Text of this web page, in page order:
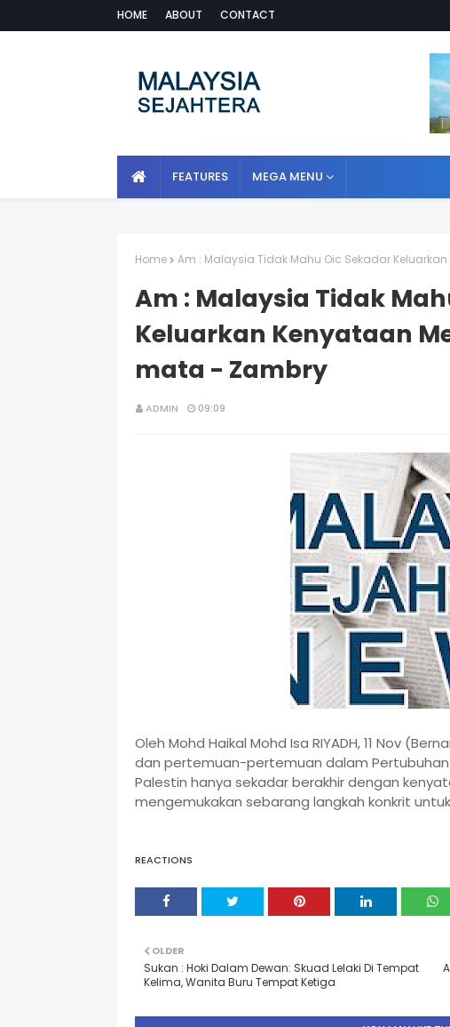
HOME ABOUT CONTACT
FEATURES MEGA MENU
Home Am : Malaysia Tidak Mahu Oic Sekadar
Am : Malaysia Tidak
Keluarkan Kenyataan
mata - Zambry
ADMIN 09:09
Oleh Mohd Haikal Mohd Isa RIYADH, 11 Nov
dan pertemuan-pertemuan dalam
Palestin hanya sekadar berakhir dengan
mengemukakan sebarang langkah konkrit
REACTIONS
OLDER
Sukan : Hoki Dalam Dewan: Skuad Lelaki Di Tempat
Kelima, Wanita Buru Tempat Ketiga